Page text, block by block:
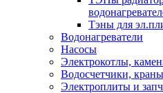
Тэны для
Водонагреватели
Насосы
Электрокотлы,
Водосчетчики,
Электроплиты и